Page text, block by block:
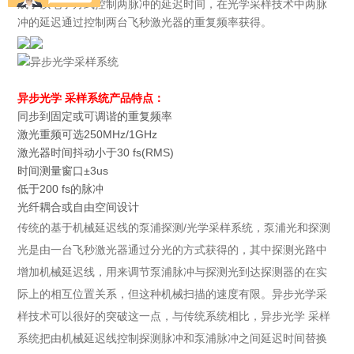
成了以电子方式控制两脉冲的延迟时间，在光学采样技术中两脉
冲的延迟通过控制两台飞秒激光器的重复频率获得。
异步光学 采样系统产品特点：
同步到固定或可调谐的重复频率
激光重频可选250MHz/1GHz
激光器时间抖动小于30 fs(RMS)
时间测量窗口±3us
低于200 fs的脉冲
光纤耦合或自由空间设计
传统的基于机械延迟线的泵浦探测/光学采样系统，泵浦光和探测
光是由一台飞秒激光器通过分光的方式获得的，其中探测光路中
增加机械延迟线，用来调节泵浦脉冲与探测光到达探测器的在实
际上的相互位置关系，但这种机械扫描的速度有限。异步光学采
样技术可以很好的突破这一点，与传统系统相比，异步光学 采样
系统把由机械延迟线控制探测脉冲和泵浦脉冲之间延迟时间替换